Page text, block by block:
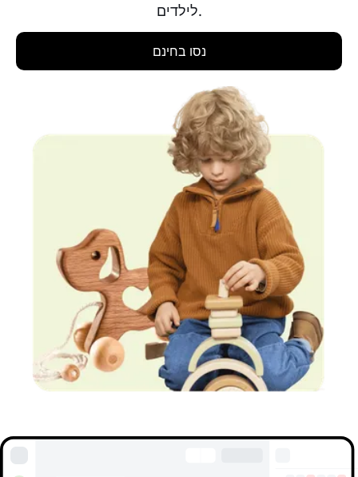
לילדים.
נסו בחינם